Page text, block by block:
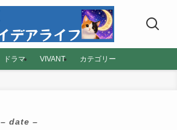
ドラマ VIVANT カテゴリー
– date –